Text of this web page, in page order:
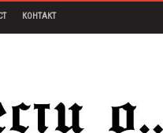
КОНТАКТ